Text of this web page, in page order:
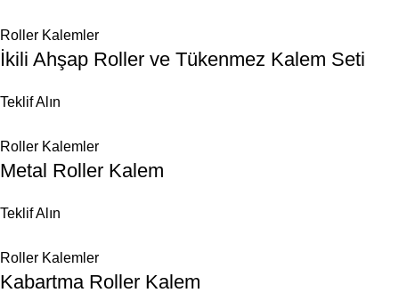
Roller Kalemler
İkili Ahşap Roller ve Tükenmez Kalem Seti
Teklif Alın
Roller Kalemler
Metal Roller Kalem
Teklif Alın
Roller Kalemler
Kabartma Roller Kalem